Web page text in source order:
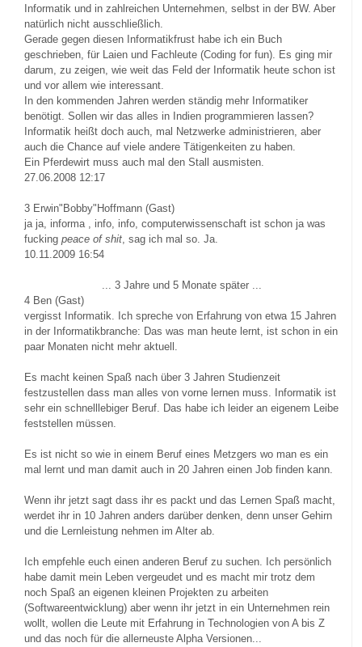
Informatik und in zahlreichen Unternehmen, selbst in der BW. Aber
natürlich nicht ausschließlich.
Gerade gegen diesen Informatikfrust habe ich ein Buch
geschrieben, für Laien und Fachleute (Coding for fun). Es ging mir
darum, zu zeigen, wie weit das Feld der Informatik heute schon ist
und vor allem wie interessant.
In den kommenden Jahren werden ständig mehr Informatiker
benötigt. Sollen wir das alles in Indien programmieren lassen?
Informatik heißt doch auch, mal Netzwerke administrieren, aber
auch die Chance auf viele andere Tätigenkeiten zu haben.
Ein Pferdewirt muss auch mal den Stall ausmisten.
27.06.2008 12:17
3 Erwin"Bobby"Hoffmann (Gast)
ja ja, informa , info, info, computerwissenschaft ist schon ja was
fucking peace of shit , sag ich mal so. Ja.
10.11.2009 16:54
... 3 Jahre und 5 Monate später ...
4 Ben (Gast)
vergisst Informatik. Ich spreche von Erfahrung von etwa 15 Jahren
in der Informatikbranche: Das was man heute lernt, ist schon in ein
paar Monaten nicht mehr aktuell.
Es macht keinen Spaß nach über 3 Jahren Studienzeit
festzustellen dass man alles von vorne lernen muss. Informatik ist
sehr ein schnelllebiger Beruf. Das habe ich leider an eigenem Leibe
feststellen müssen.
Es ist nicht so wie in einem Beruf eines Metzgers wo man es ein
mal lernt und man damit auch in 20 Jahren einen Job finden kann.
Wenn ihr jetzt sagt dass ihr es packt und das Lernen Spaß macht,
werdet ihr in 10 Jahren anders darüber denken, denn unser Gehirn
und die Lernleistung nehmen im Alter ab.
Ich empfehle euch einen anderen Beruf zu suchen. Ich persönlich
habe damit mein Leben vergeudet und es macht mir trotz dem
noch Spaß an eigenen kleinen Projekten zu arbeiten
(Softwareentwicklung) aber wenn ihr jetzt in ein Unternehmen rein
wollt, wollen die Leute mit Erfahrung in Technologien von A bis Z
und das noch für die allerneuste Alpha Versionen...